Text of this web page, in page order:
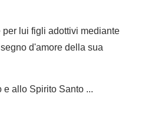
lui figli adottivi mediante
d'amore della sua
allo Spirito Santo ...